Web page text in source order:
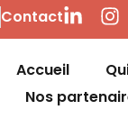
Contact
Accueil
Nos